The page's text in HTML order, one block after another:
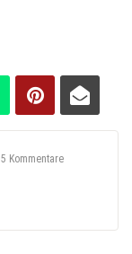
5 Kommentare